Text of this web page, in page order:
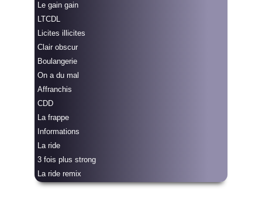
Le gain gain
LTCDL
Licites illicites
Clair obscur
Boulangerie
On a du mal
Affranchis
CDD
La frappe
Informations
La ride
3 fois plus strong
La ride remix